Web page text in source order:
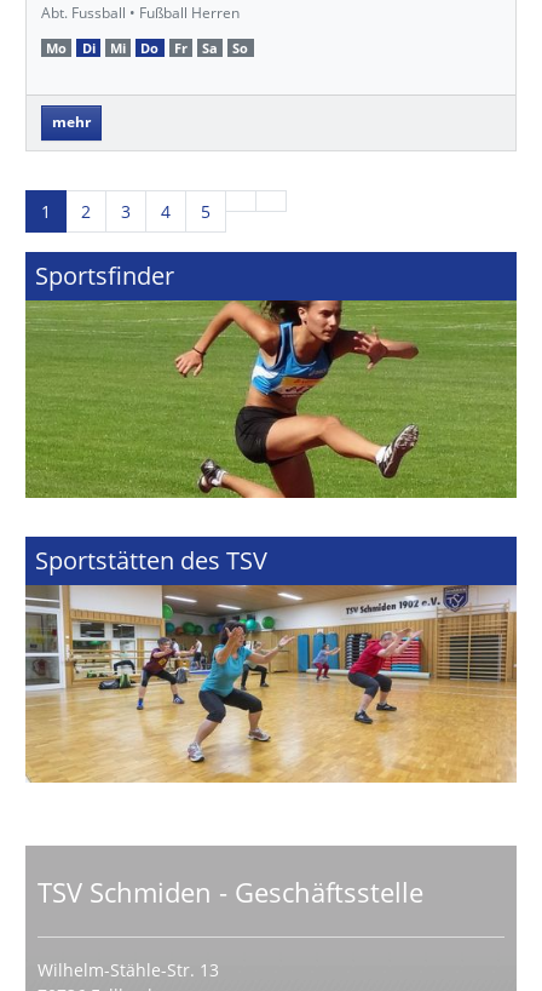
Abt. Fussball • Fußball Herren
Mo Di Mi Do Fr Sa So
mehr
1 2 3 4 5
Sportsfinder
Sportstätten des TSV
TSV Schmiden - Geschäftsstelle
Wilhelm-Stähle-Str. 13